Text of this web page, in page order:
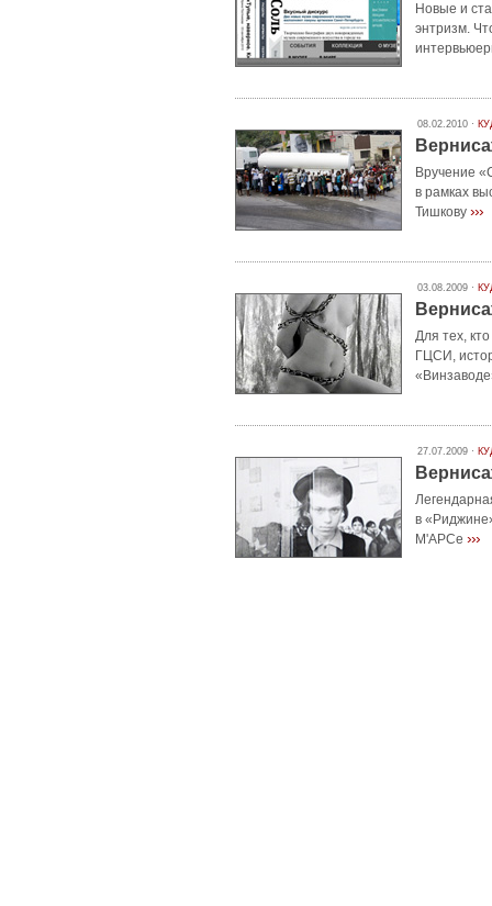
Новые и
энтризм.
08.02.2010 ·
Вручение
в рамках
Тишкову ›››
03.08.2009 ·
Для тех,
ГЦСИ,
27.07.2009 ·
в
М'АРСе ›››